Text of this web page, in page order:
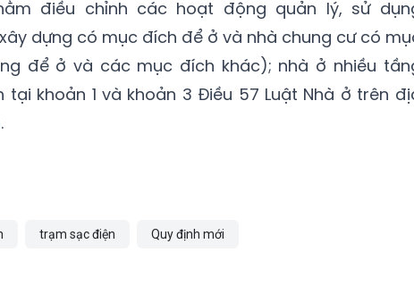
điều chỉnh các hoạt động quản lý, sử
dựng có mục đích để ở và nhà chung cư có
để ở và các mục đích khác); nhà ở nhiều
khoản 1 và khoản 3 Điều 57 Luật Nhà ở trên
trạm sạc điện Quy định mới